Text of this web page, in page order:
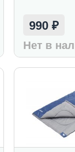
990₽
Нет в